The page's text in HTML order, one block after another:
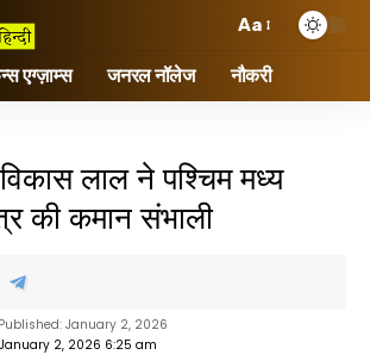
Aa
एग्ज़ाम्स जनरल नॉलेज नौकरी
लाल ने पश्चिम मध्य
की कमान संभाली
2, 2026 6:25 am
January 2, 2026